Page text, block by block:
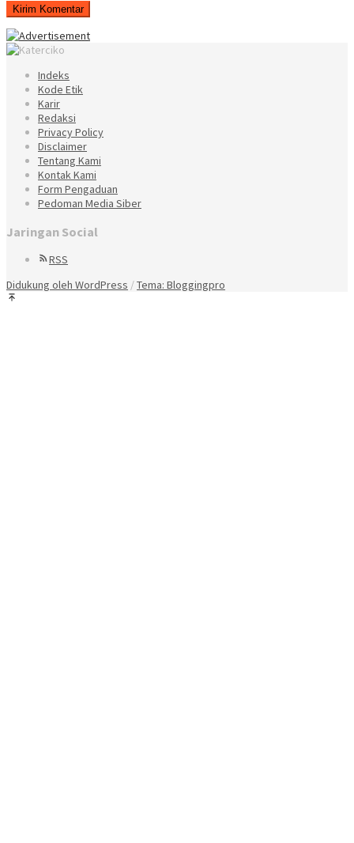
Indeks
Kode Etik
Karir
Redaksi
Privacy Policy
Disclaimer
Tentang Kami
Kontak Kami
Form Pengaduan
Pedoman Media Siber
Jaringan Social
RSS
Didukung oleh WordPress /Tema: Bloggingpro